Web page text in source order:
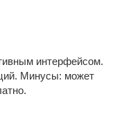
интерфейсом.
Минусы: может